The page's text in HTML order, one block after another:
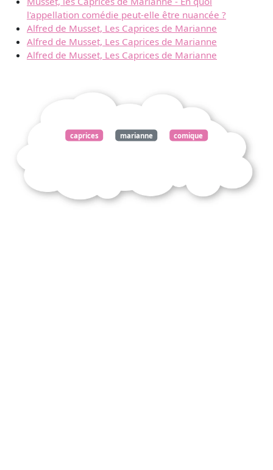
l'appellation comédie peut-elle être nuancée ?
Alfred de Musset, Les Caprices de Marianne
Alfred de Musset, Les Caprices de Marianne
Alfred de Musset, Les Caprices de Marianne
caprices marianne comique